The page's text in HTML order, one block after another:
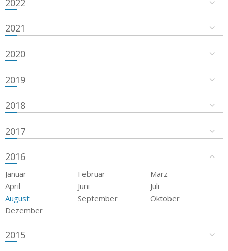
2021
2020
2019
2018
2017
2016
Januar Februar
März
April
Juni
Juli
August
September
Oktober
Dezember
2015